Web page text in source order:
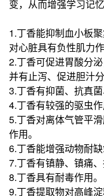
变，从而增强学习记忆
1.丁香能抑制血小板
对心脏具有负性肌力
2.丁香可促进胃酸分
并有止泻、促进胆汁分
3.丁香有抑菌、抗真菌
4.丁香有较强的驱虫作
5.丁香对离体气管平
作用。
6.丁香能增强动物耐缺
7.丁香有镇静、镇痛、
8.丁香具有耐毒作用。
9.丁香提取物对高峰